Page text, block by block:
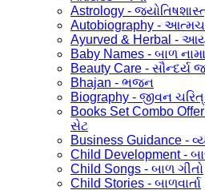
Astrology -
Autobiography -
Ayurved & Herbal -
Baby Names - બાળ
Beauty Care - સૌન્દર્ય
Bhajan - ભજન
Biography - જીવન
Books Set Combo
સેટ
Business Guidance -
Child Development -
Child Songs - બાળ ગીતો
Child Stories - બાળવાર્તા